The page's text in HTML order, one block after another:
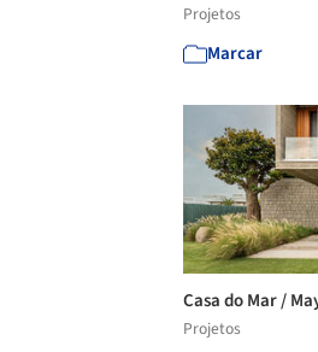
Projetos
Marcar
Casa do Mar /
Projetos